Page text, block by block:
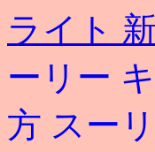
ライト
ーリー
方 スー